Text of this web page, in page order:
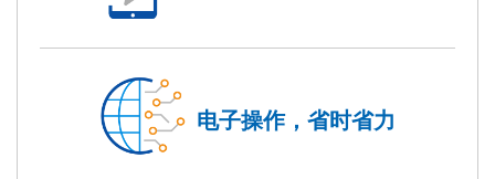
电子操作，省时省力